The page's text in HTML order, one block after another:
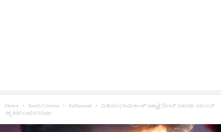
Home South Cinema Kollywood
ವೀಡಿಯೊ | ರಜನೀಕಾಂತ್ ‘ಅಣ್ಣಾತ್ತೆ’ ಟೀಸರ್ ಬಿಡುಗಡೆ; ನವೆಂಬರ್
4ಕ್ಕೆ ತೆರೆಗೆ ಬರಲಿದೆ ಸಿನಿಮಾ